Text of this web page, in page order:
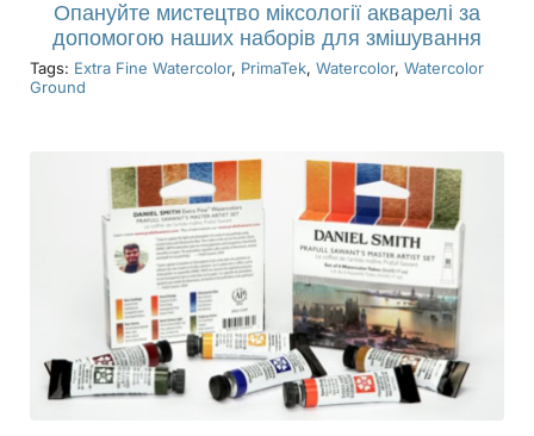
Опануйте мистецтво міксології акварелі за
допомогою наших наборів для змішування
Tags: Extra Fine Watercolor, PrimaTek, Watercolor, Watercolor
Ground